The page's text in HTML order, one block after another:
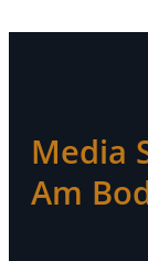
Media
Am